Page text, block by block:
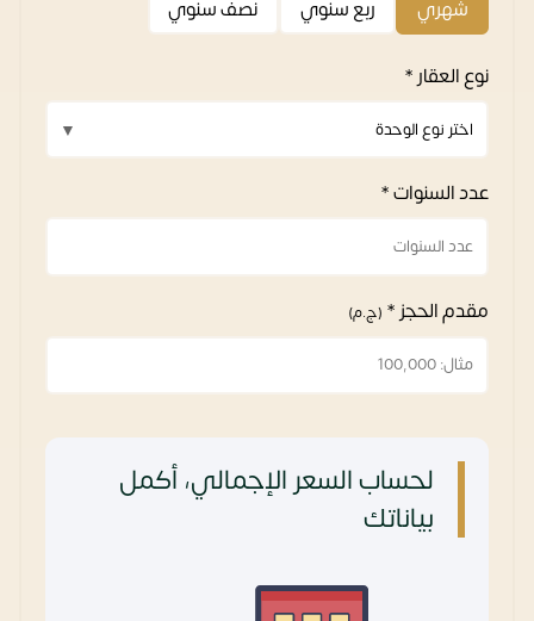
شهري ربع سنوي نصف سنوي
نوع العقار *
عدد السنوات *
مقدم الحجز * (ج.م)
لحساب السعر الإجمالي، أكمل
بياناتك